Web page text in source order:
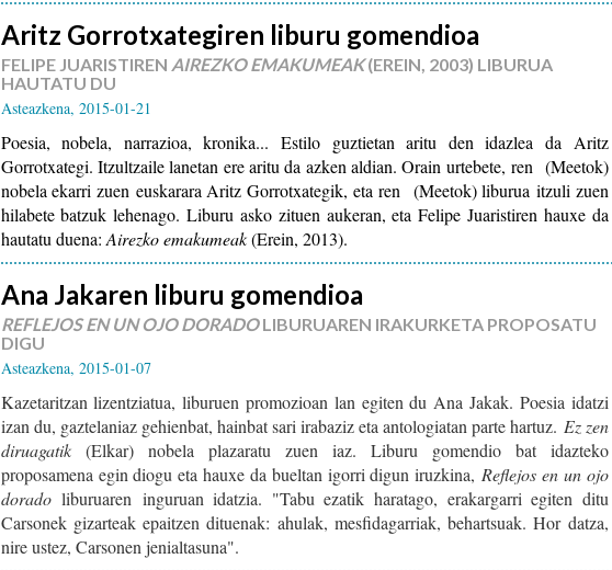
Aritz Gorrotxategiren liburu gomendioa
FELIPE JUARISTIREN AIREZKO EMAKUMEAK(EREIN, 2003) LIBURUA
HAUTATU DU
Asteazkena, 2015-01-21
Poesia, nobela, narrazioa, kronika... Estilo guztietan aritu den idazlea da Aritz
Gorrotxategi. Itzultzaile lanetan ere aritu da azken aldian. Orain urtebete, ren (Meetok)
nobela ekarri zuen euskarara Aritz Gorrotxategik, etaren
(Meetok) liburua itzuli zuen
hilabete batzuk lehenago. Liburu asko zituen aukeran, eta Felipe Juaristiren hauxe da
hautatu duena: Airezko emakumeak(Erein, 2013).
Ana Jakaren liburu gomendioa
REFLEJOS EN UN OJO DORADOLIBURUAREN IRAKURKETA PROPOSATU
DIGU
Asteazkena, 2015-01-07
Kazetaritzan lizentziatua, liburuen promozioan lan egiten du Ana Jakak. Poesia idatzi
izan du, gaztelaniaz gehienbat, hainbat sari irabaziz eta antologiatan parte hartuz. Ez zen
diruagatik(Elkar) nobela plazaratu zuen iaz. Liburu gomendio bat idazteko
proposamena egin diogu eta hauxe da bueltan igorri digun iruzkina, Reflejos en un ojo
doradoliburuaren inguruan idatzia. "Tabu ezatik haratago, erakargarri egiten ditu
Carsonek gizarteak epaitzen dituenak: ahulak, mesfidagarriak, behartsuak. Hor datza,
nire ustez, Carsonen jenialtasuna".